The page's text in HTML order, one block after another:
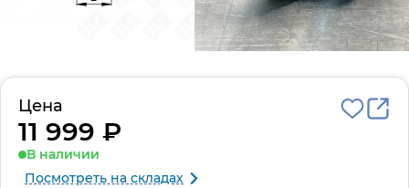
Цена
11 999 ₽
В наличии
Посмотреть на складах